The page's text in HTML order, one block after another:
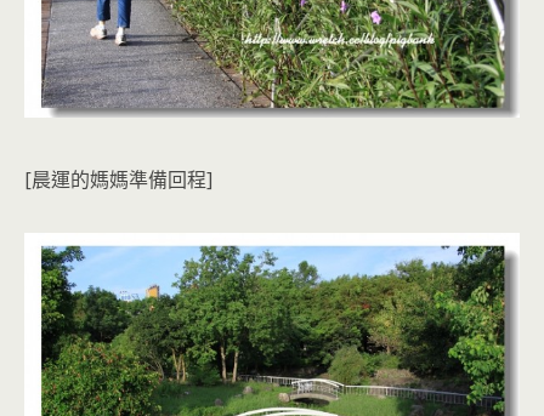
[晨運的媽媽準備回程]